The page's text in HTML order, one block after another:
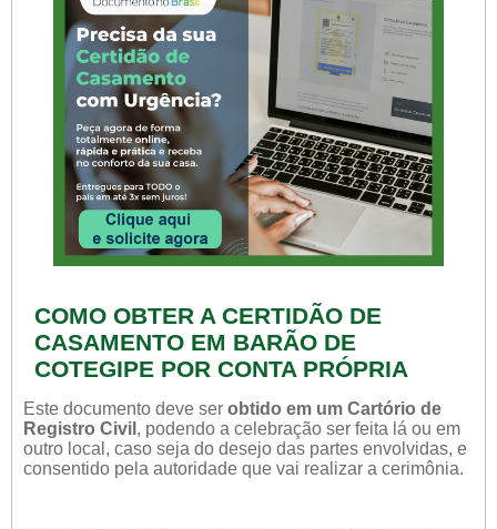
COMO OBTER A CERTIDÃO DE
CASAMENTO EM BARÃO DE
COTEGIPE POR CONTA PRÓPRIA
Este documento deve ser obtido em um Cartório de
Registro Civil , podendo a celebração ser feita lá ou em
outro local, caso seja do desejo das partes envolvidas, e
consentido pela autoridade que vai realizar a cerimônia.